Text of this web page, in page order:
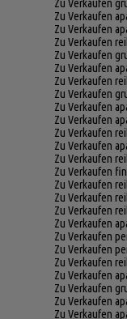
Zu Verkaufen
Zu Verkaufen
Zu Verkaufen
Zu Verkaufen
Zu Verkaufen
Zu Verkaufen
Zu Verkaufen
Zu Verkaufen
Zu Verkaufen
Zu Verkaufen
Zu Verkaufen
Zu Verkaufen
Zu Verkaufen
Zu Verkaufen
Zu Verkaufen
Zu Verkaufen
Zu Verkaufen
Zu Verkaufen
Zu Verkaufen
Zu Verkaufen
Zu Verkaufen
Zu Verkaufen
Zu Verkaufen
Zu Verkaufen
Zu Verkaufen